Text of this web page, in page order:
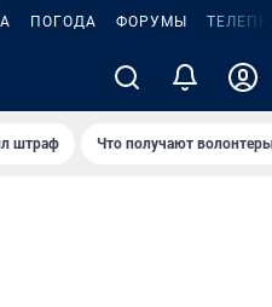
ПОГОДА ФОРУМЫ
штраф Что получают